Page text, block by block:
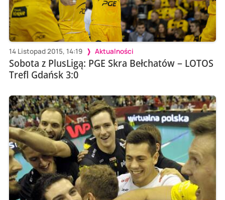
14 Listopad 2015, 14:19 Aktualności
Sobota z PlusLigą: PGE Skra Bełchatów – LOTOS
Trefl Gdańsk 3:0